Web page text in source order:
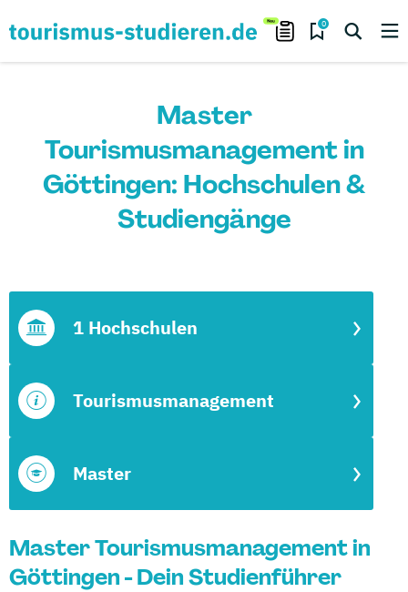
0
Master
Tourismusmanagement in
Göttingen: Hochschulen &
Studiengänge
Master
Tourismusmanagement
1 Hochschulen
Master Tourismusmanagement in
Göttingen - Dein Studienführer